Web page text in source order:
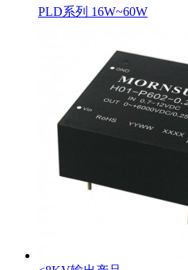
PLD系列 16W~60W